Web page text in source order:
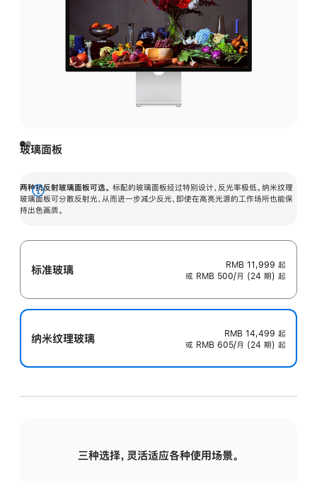
玻璃面板
两种抗反射玻璃面板可选。 标配的玻璃面板经过特别设计，反光率极低。纳米纹理
玻璃面板可分散反射光，从而进一步减少反光，即使在高亮光源的工作场所也能保
持出色画质。
展
开
标准玻璃 RMB 11,999 起
或 RMB 500/月 (24 期) 起
纳米纹理玻璃 RMB 14,499 起
或 RMB 605/月 (24 期) 起
三种选择，灵活适应各种使用场景。